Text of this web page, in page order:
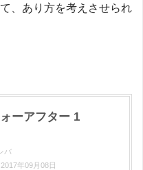
、あり方を考えさせられ
ーアフター 1
バ
年09月08日